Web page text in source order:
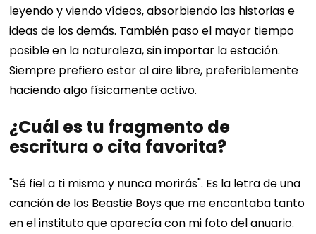
leyendo y viendo vídeos, absorbiendo las historias e
ideas de los demás. También paso el mayor tiempo
posible en la naturaleza, sin importar la estación.
Siempre prefiero estar al aire libre, preferiblemente
haciendo algo físicamente activo.
¿Cuál es tu fragmento de
escritura o cita favorita?
"Sé fiel a ti mismo y nunca morirás". Es la letra de una
canción de los Beastie Boys que me encantaba tanto
en el instituto que aparecía con mi foto del anuario.